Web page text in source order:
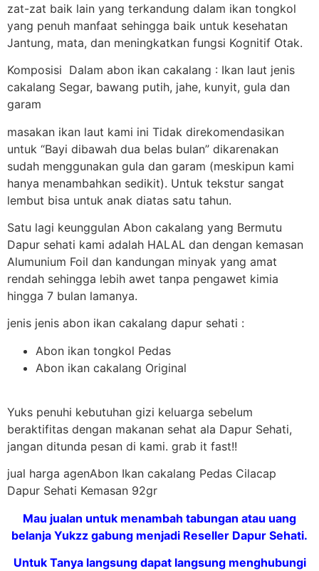
zat-zat baik lain yang terkandung dalam ikan tongkol
yang penuh manfaat sehingga baik untuk kesehatan
Jantung, mata, dan meningkatkan fungsi Kognitif Otak.
Komposisi Dalam abon ikan cakalang : Ikan laut jenis
cakalang Segar, bawang putih, jahe, kunyit, gula dan
garam
masakan ikan laut kami ini Tidak direkomendasikan
untuk “Bayi dibawah dua belas bulan” dikarenakan
sudah menggunakan gula dan garam (meskipun kami
hanya menambahkan sedikit). Untuk tekstur sangat
lembut bisa untuk anak diatas satu tahun.
Satu lagi keunggulan Abon cakalang yang Bermutu
Dapur sehati kami adalah HALAL dan dengan kemasan
Alumunium Foil dan kandungan minyak yang amat
rendah sehingga lebih awet tanpa pengawet kimia
hingga 7 bulan lamanya.
jenis jenis abon ikan cakalang dapur sehati :
Abon ikan tongkol Pedas
Abon ikan cakalang Original
Yuks penuhi kebutuhan gizi keluarga sebelum
beraktifitas dengan makanan sehat ala Dapur Sehati,
jangan ditunda pesan di kami. grab it fast!!
jual harga agenAbon Ikan cakalang Pedas Cilacap
Dapur Sehati Kemasan 92gr
Mau jualan untuk menambah tabungan atau uang
belanja Yukzz gabung menjadi Reseller Dapur Sehati.
Untuk Tanya langsung dapat langsung menghubungi